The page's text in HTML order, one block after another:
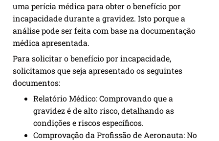
uma perícia médica para obter o benefício por
incapacidade durante a gravidez. Isto porque a
análise pode ser feita com base na documentação
médica apresentada.
Para solicitar o benefício por incapacidade,
solicitamos que seja apresentado os seguintes
documentos:
Relatório Médico: Comprovando que a
gravidez é de alto risco, detalhando as
condições e riscos específicos.
Comprovação da Profissão de Aeronauta: No